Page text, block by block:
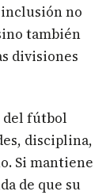
inclusión no
también
divisiones
del fútbol
disciplina,
Si mantiene
de que su